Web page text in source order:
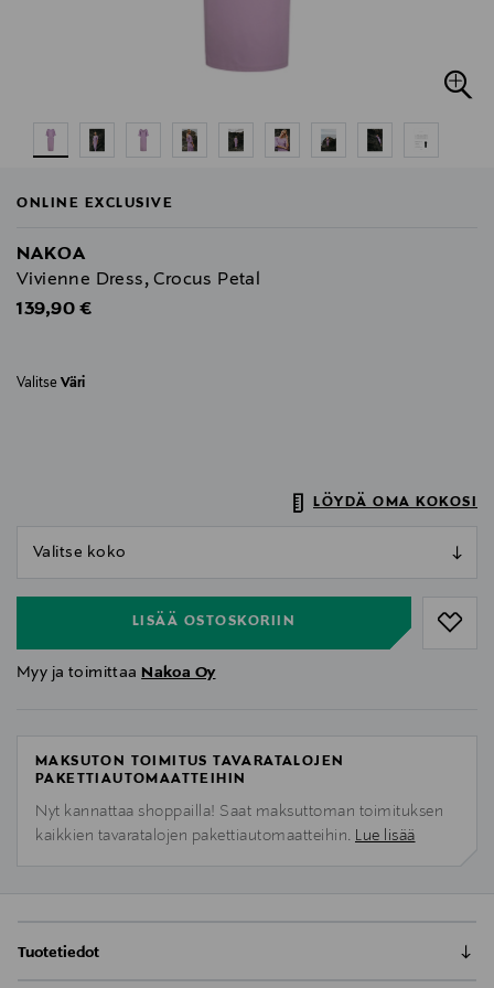
ONLINE EXCLUSIVE
NAKOA
Vivienne Dress, Crocus Petal
Original Price
139,90 €
Valitse Väri
LÖYDÄ OMA KOKOSI
LISÄÄ OSTOSKORIIN
Myy ja toimittaa Nakoa Oy
MAKSUTON TOIMITUS TAVARATALOJEN
PAKETTIAUTOMAATTEIHIN
Nyt kannattaa shoppailla! Saat maksuttoman toimituksen
kaikkien tavaratalojen pakettiautomaatteihin. Lue lisää
Tuotetiedot